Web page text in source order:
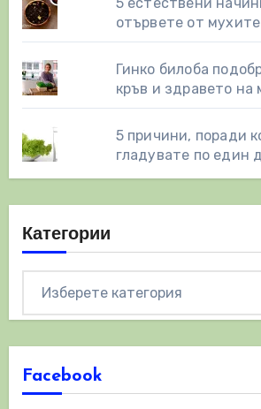
отървете от мухите
Гинко билоба
кръв и здравето на
5 причини, поради
гладувате по един
Категории
Facebook